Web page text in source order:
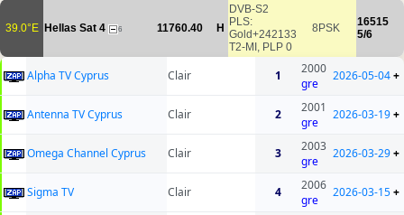
39.0°E Hellas Sat 4 6 11760.40 H
DVB-S2
PLS:
Gold+242133
T2-MI, PLP 0
8PSK
16515
5/6
Alpha TV Cyprus Clair 1
2000
gre
2026-05-04+
Antenna TV Cyprus Clair 2
2001
gre
2026-03-19+
Omega Channel Cyprus Clair 3
2003
gre
2026-03-29+
Sigma TV Clair 4
2006
gre
2026-03-15+